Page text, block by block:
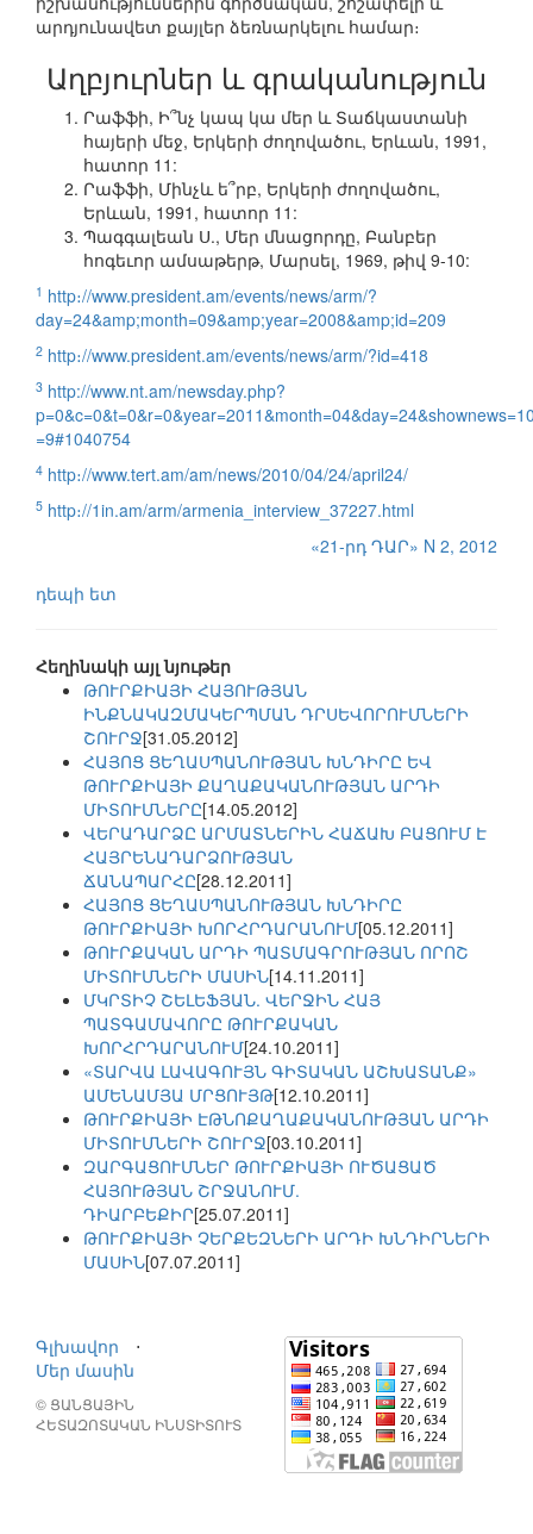
արդյունավետ քայլեր ձեռնարկելու համար։
Աղբյուրներ և գրականություն
Րաֆֆի, Ի՞նչ կապ կա մեր և Տաճկաստանի
հայերի մեջ, Երկերի ժողովածու, Երևան, 1991,
հատոր 11:
Րաֆֆի, Մինչև ե՞րբ, Երկերի ժողովածու,
Երևան, 1991, հատոր 11:
Պագգալեան Ս., Մեր մնացորդը, Բանբեր
հոգեւոր ամսաթերթ, Մարսել, 1969, թիվ 9-10:
1 http։//www.president.am/events/news/arm/?
day=24&amp;month=09&amp;year=2008&amp;id=209
2 http։//www.president.am/events/news/arm/?id=418
3 http://www.nt.am/newsday.php?
=9#1040754
4 http։//www.tert.am/am/news/2010/04/24/april24/
5 http։//1in.am/arm/armenia_interview_37227.html
«21-րդ ԴԱՐ» N 2, 2012
դեպի ետ
Հեղինակի այլ նյութեր
ԹՈՒՐՔԻԱՅԻ ՀԱՅՈՒԹՅԱՆ
ԻՆՔՆԱԿԱԶՄԱԿԵՐՊՄԱՆ ԴՐՍԵՎՈՐՈՒՄՆԵՐԻ
ՇՈՒՐՋ[31.05.2012]
ՀԱՅՈՑ ՑԵՂԱՍՊԱՆՈՒԹՅԱՆ ԽՆԴԻՐԸ ԵՎ
ԹՈՒՐՔԻԱՅԻ ՔԱՂԱՔԱԿԱՆՈՒԹՅԱՆ ԱՐԴԻ
ՄԻՏՈՒՄՆԵՐԸ[14.05.2012]
ՎԵՐԱԴԱՐՁԸ ԱՐՄԱՏՆԵՐԻՆ ՀԱՃԱԽ ԲԱՑՈՒՄ Է
ՀԱՅՐԵՆԱԴԱՐՁՈՒԹՅԱՆ
ՃԱՆԱՊԱՐՀԸ[28.12.2011]
ՀԱՅՈՑ ՑԵՂԱՍՊԱՆՈՒԹՅԱՆ ԽՆԴԻՐԸ
ԹՈՒՐՔԻԱՅԻ ԽՈՐՀՐԴԱՐԱՆՈՒՄ[05.12.2011]
ԹՈՒՐՔԱԿԱՆ ԱՐԴԻ ՊԱՏՄԱԳՐՈՒԹՅԱՆ ՈՐՈՇ
ՄԻՏՈՒՄՆԵՐԻ ՄԱՍԻՆ[14.11.2011]
ՄԿՐՏԻՉ ՇԵԼԵՖՅԱՆ. ՎԵՐՋԻՆ ՀԱՅ
ՊԱՏԳԱՄԱՎՈՐԸ ԹՈՒՐՔԱԿԱՆ
ԽՈՐՀՐԴԱՐԱՆՈՒՄ[24.10.2011]
«ՏԱՐՎԱ ԼԱՎԱԳՈՒՅՆ ԳԻՏԱԿԱՆ ԱՇԽԱՏԱՆՔ»
ԱՄԵՆԱՄՅԱ ՄՐՑՈՒՅԹ[12.10.2011]
ԹՈՒՐՔԻԱՅԻ ԷԹՆՈՔԱՂԱՔԱԿԱՆՈՒԹՅԱՆ ԱՐԴԻ
ՄԻՏՈՒՄՆԵՐԻ ՇՈՒՐՋ[03.10.2011]
ԶԱՐԳԱՑՈՒՄՆԵՐ ԹՈՒՐՔԻԱՅԻ ՈՒԾԱՑԱԾ
ՀԱՅՈՒԹՅԱՆ ՇՐՋԱՆՈՒՄ.
ԴԻԱՐԲԵՔԻՐ[25.07.2011]
ԹՈՒՐՔԻԱՅԻ ՉԵՐՔԵԶՆԵՐԻ ԱՐԴԻ ԽՆԴԻՐՆԵՐԻ
ՄԱՍԻՆ[07.07.2011]
Գլխավոր
⋅
Մեր մասին
© ՑԱՆՑԱՅԻՆ
ՀԵՏԱԶՈՏԱԿԱՆ ԻՆՍՏԻՏՈՒՏ